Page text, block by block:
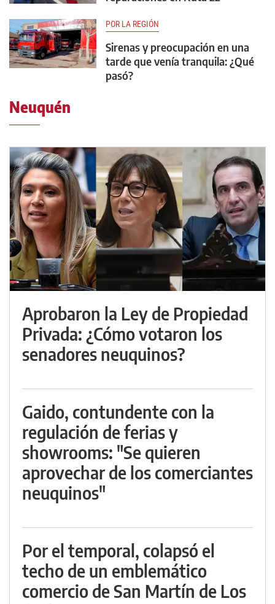
POR LA REGIÓN
Sirenas y preocupación en una
tarde que venía tranquila: ¿Qué
pasó?
Neuquén
Aprobaron la Ley de Propiedad
Privada: ¿Cómo votaron los
senadores neuquinos?
Gaido, contundente con la
regulación de ferias y
showrooms: "Se quieren
aprovechar de los comerciantes
neuquinos"
Por el temporal, colapsó el
techo de un emblemático
comercio de San Martín de Los